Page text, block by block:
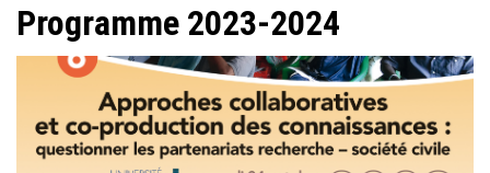
Programme 2023-2024